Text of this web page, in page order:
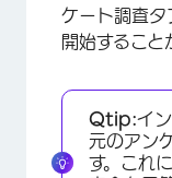
ケート調査タ
開始すること
Qtip:イ
元のアン
す。これ